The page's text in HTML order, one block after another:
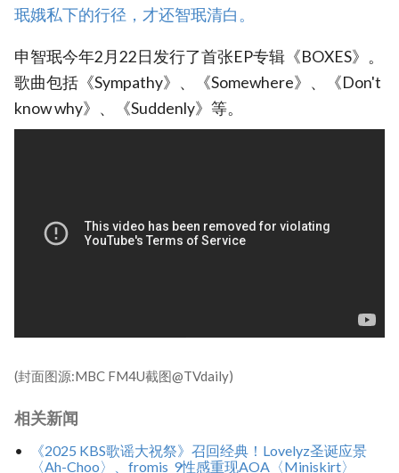
珉娥私下的行径，才还智珉清白。
申智珉今年2月22日发行了首张EP专辑《BOXES》。
歌曲包括《Sympathy》、《Somewhere》、《Don't
know why》、《Suddenly》等。
(封面图源:MBC FM4U截图@TVdaily)
相关新闻
《2025 KBS歌谣大祝祭》召回经典！Lovelyz圣诞应景
〈Ah-Choo〉、fromis_9性感重现AOA〈Miniskirt〉